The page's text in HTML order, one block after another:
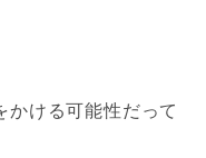
かける可能性だって